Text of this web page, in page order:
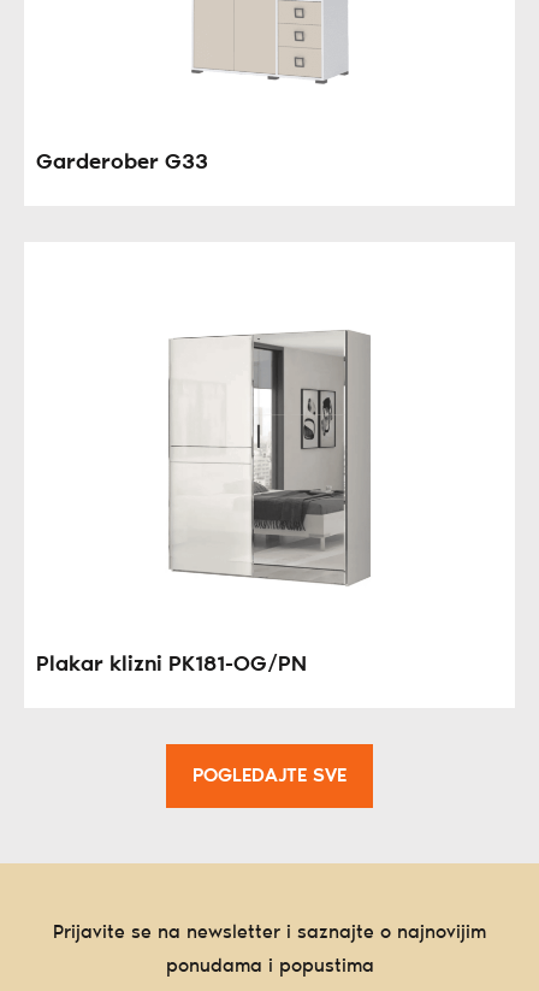
Garderober G33
Plakar klizni PK181-OG/PN
POGLEDAJTE SVE
Prijavite se na newsletter i saznajte o najnovijim
ponudama i popustima